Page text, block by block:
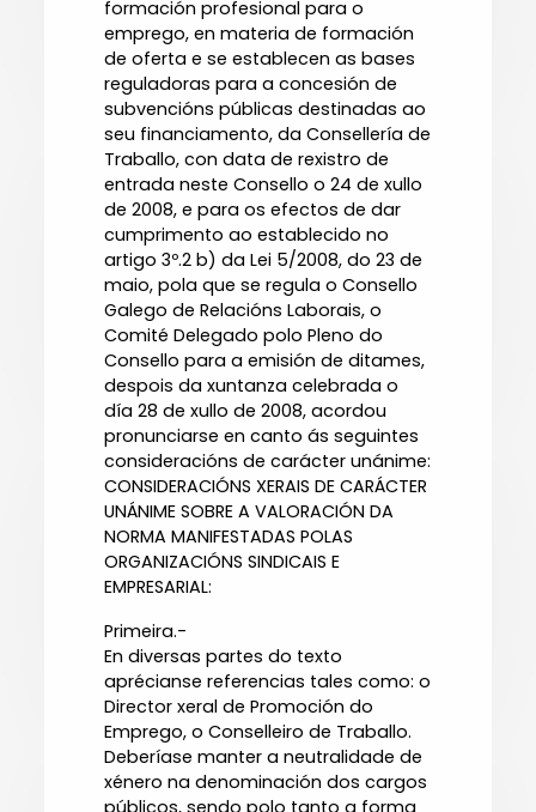
formación profesional para o
emprego, en materia de formación
de oferta e se establecen as bases
reguladoras para a concesión de
subvencións públicas destinadas ao
seu financiamento, da Consellería de
Traballo, con data de rexistro de
entrada neste Consello o 24 de xullo
de 2008, e para os efectos de dar
cumprimento ao establecido no
artigo 3º.2 b) da Lei 5/2008, do 23 de
maio, pola que se regula o Consello
Galego de Relacións Laborais, o
Comité Delegado polo Pleno do
Consello para a emisión de ditames,
despois da xuntanza celebrada o
día 28 de xullo de 2008, acordou
pronunciarse en canto ás seguintes
consideracións de carácter unánime:
CONSIDERACIÓNS XERAIS DE CARÁCTER
UNÁNIME SOBRE A VALORACIÓN DA
NORMA MANIFESTADAS POLAS
ORGANIZACIÓNS SINDICAIS E
EMPRESARIAL:
Primeira.-
En diversas partes do texto
aprécianse referencias tales como: o
Director xeral de Promoción do
Emprego, o Conselleiro de Traballo.
Deberíase manter a neutralidade de
xénero na denominación dos cargos